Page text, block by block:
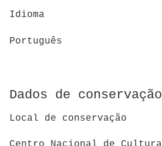
Idioma
Português
Dados de conservação
Local de conservação